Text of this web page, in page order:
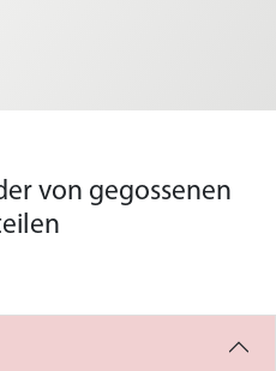
von gegossenen